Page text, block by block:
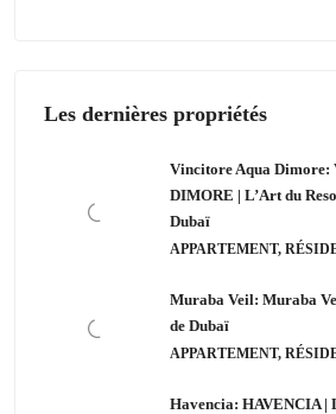
Les dernières propriétés
Vincitore Aqua Dimore:
DIMORE | L’Art du
Dubaï
APPARTEMENT,
Muraba Veil: Muraba
de Dubaï
APPARTEMENT,
Havencia: HAVENCIA |